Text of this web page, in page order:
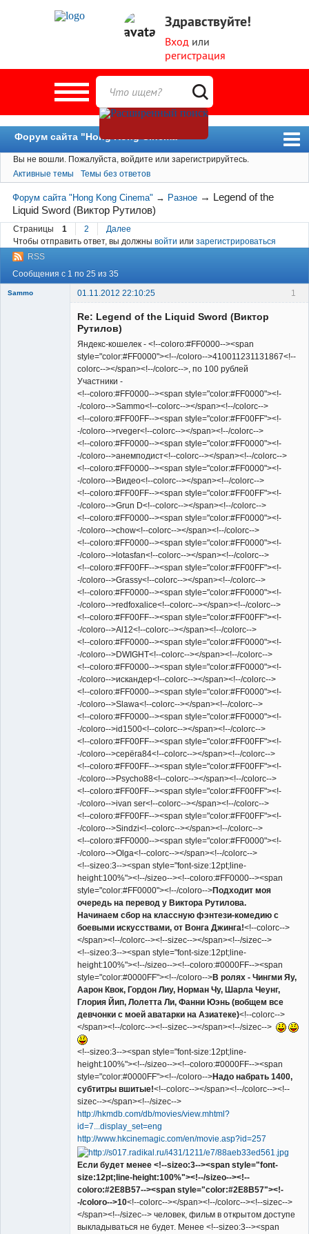
Здравствуйте!
Вход или
регистрация
Форум сайта "Hong Kong Cinema"
Форум
Новости
Пользователи
Поиск
Вы не вошли. Пожалуйста, войдите или зарегистрируйтесь.
Активные темы
Темы без ответов
Форум сайта "Hong Kong Cinema" → Разное → Legend of the
Liquid Sword (Виктор Рутилов)
Страницы 1 2
Далее
Чтобы отправить ответ, вы должны войти или зарегистрироваться
RSS
Сообщения с 1 по 25 из 35
1
Sammo
01.11.2012 22:10:25
Re: Legend of the Liquid Sword (Виктор
Рутилов)
Яндекс-кошелек - <!--coloro:#FF0000--><span
style="color:#FF0000"><!--/coloro-->410011231131867<!--
colorc--></span><!--/colorc-->, по 100 рублей
Участники -
<!--coloro:#FF0000--><span style="color:#FF0000"><!-
-/coloro-->Sammo<!--colorc--></span><!--/colorc-->
<!--coloro:#FF00FF--><span style="color:#FF00FF"><!-
-/coloro-->rveger<!--colorc--></span><!--/colorc-->
<!--coloro:#FF0000--><span style="color:#FF0000"><!-
-/coloro-->анемподист<!--colorc--></span><!--/colorc-->
<!--coloro:#FF0000--><span style="color:#FF0000"><!-
-/coloro-->Видео<!--colorc--></span><!--/colorc-->
<!--coloro:#FF00FF--><span style="color:#FF00FF"><!-
-/coloro-->Grun D<!--colorc--></span><!--/colorc-->
<!--coloro:#FF0000--><span style="color:#FF0000"><!-
-/coloro-->chow<!--colorc--></span><!--/colorc-->
<!--coloro:#FF0000--><span style="color:#FF0000"><!-
-/coloro-->lotasfan<!--colorc--></span><!--/colorc-->
<!--coloro:#FF00FF--><span style="color:#FF00FF"><!-
-/coloro-->Grassy<!--colorc--></span><!--/colorc-->
<!--coloro:#FF0000--><span style="color:#FF0000"><!-
-/coloro-->redfoxalice<!--colorc--></span><!--/colorc-->
<!--coloro:#FF00FF--><span style="color:#FF00FF"><!-
-/coloro-->Al12<!--colorc--></span><!--/colorc-->
<!--coloro:#FF0000--><span style="color:#FF0000"><!-
-/coloro-->DWIGHT<!--colorc--></span><!--/colorc-->
<!--coloro:#FF0000--><span style="color:#FF0000"><!-
-/coloro-->искандер<!--colorc--></span><!--/colorc-->
<!--coloro:#FF0000--><span style="color:#FF0000"><!-
-/coloro-->Slawa<!--colorc--></span><!--/colorc-->
<!--coloro:#FF0000--><span style="color:#FF0000"><!-
-/coloro-->id1500<!--colorc--></span><!--/colorc-->
<!--coloro:#FF00FF--><span style="color:#FF00FF"><!-
-/coloro-->серёга84<!--colorc--></span><!--/colorc-->
<!--coloro:#FF00FF--><span style="color:#FF00FF"><!-
-/coloro-->Psycho88<!--colorc--></span><!--/colorc-->
<!--coloro:#FF00FF--><span style="color:#FF00FF"><!-
-/coloro-->ivan ser<!--colorc--></span><!--/colorc-->
<!--coloro:#FF00FF--><span style="color:#FF00FF"><!-
-/coloro-->Sindzi<!--colorc--></span><!--/colorc-->
<!--coloro:#FF0000--><span style="color:#FF0000"><!-
-/coloro-->Olga<!--colorc--></span><!--/colorc-->
<!--sizeo:3--><span style="font-size:12pt;line-
height:100%"><!--/sizeo--><!--coloro:#FF0000--><span
style="color:#FF0000"><!--/coloro-->Подходит моя
очередь на перевод у Виктора Рутилова.
Начинаем сбор на классную фэнтези-комедию с
боевыми искусствами, от Вонга Джинга!<!--colorc-->
</span><!--/colorc--><!--sizec--></span><!--/sizec-->
<!--sizeo:3--><span style="font-size:12pt;line-
height:100%"><!--/sizeo--><!--coloro:#0000FF--><span
style="color:#0000FF"><!--/coloro-->В ролях - Чингми Яу,
Аарон Квок, Гордон Лиу, Норман Чу, Шарла Чеунг,
Глория Йип, Лолетта Ли, Фанни Юэнь (вобщем все
девчонки с моей аватарки на Азиатеке)<!--colorc-->
</span><!--/colorc--><!--sizec--></span><!--/sizec-->
<!--sizeo:3--><span style="font-size:12pt;line-
height:100%"><!--/sizeo--><!--coloro:#0000FF--><span
style="color:#0000FF"><!--/coloro-->Надо набрать 1400,
субтитры вшитые!<!--colorc--></span><!--/colorc--><!--
sizec--></span><!--/sizec-->
http://hkmdb.com/db/movies/view.mhtml?
id=7...display_set=eng
http://www.hkcinemagic.com/en/movie.asp?id=257
Если будет менее <!--sizeo:3--><span style="font-
size:12pt;line-height:100%"><!--/sizeo--><!--
coloro:#2E8B57--><span style="color:#2E8B57"><!-
-/coloro-->10<!--colorc--></span><!--/colorc--><!--sizec-->
</span><!--/sizec--> человек, фильм в открытом доступе
выкладываться не будет. Менее <!--sizeo:3--><span